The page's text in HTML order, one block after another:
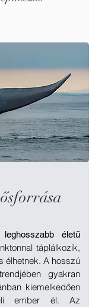
életű
táplálkozik,
élhetnek. A hosszú
gyakran
kiemelkedően
ember él. Az